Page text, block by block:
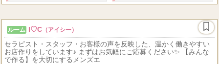
ルーム I♡C （アイシー）
セラピスト・スタッフ・お客様の声を反映した、温かく働きやすい
お店作りをしています♪ まずはお気軽にご応募ください✨ 【みんな
で作る】を大切にするメンズエ